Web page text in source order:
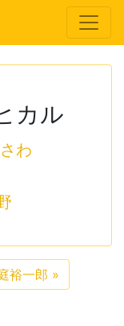
カル
わ
裕一郎 »